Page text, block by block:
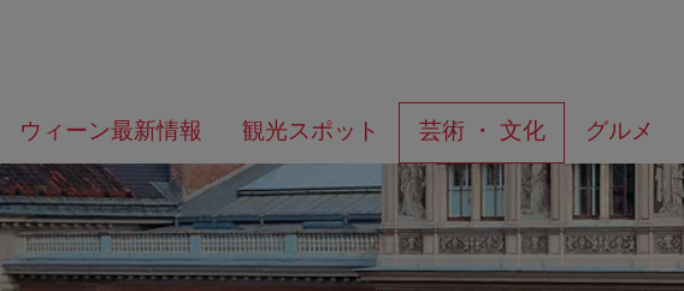
ニ
ー
へ
の
ー
ジ
の
ト
ッ
ウィーン最新情報 観光スポット 芸術 ・ 文化 グルメ
何
を
お
探
し
で
す
か？